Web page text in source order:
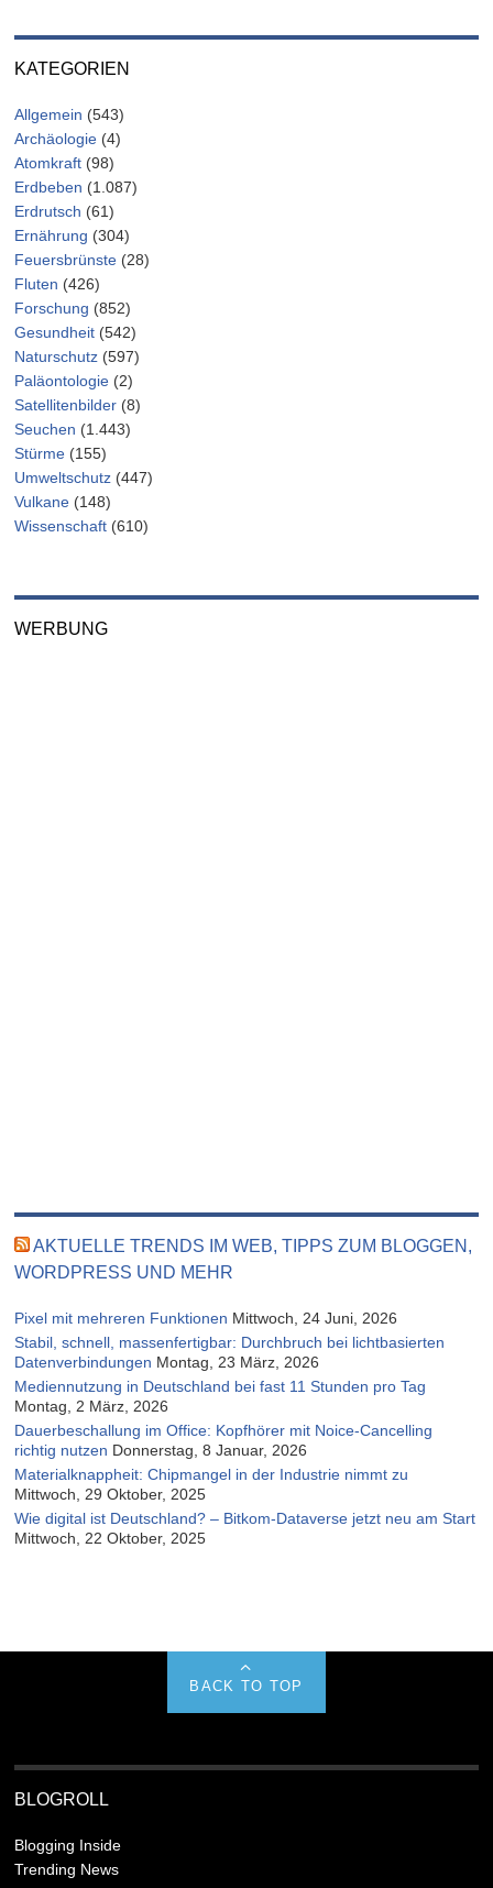
KATEGORIEN
Allgemein (543)
Archäologie (4)
Atomkraft (98)
Erdbeben (1.087)
Erdrutsch (61)
Ernährung (304)
Feuersbrünste (28)
Fluten (426)
Forschung (852)
Gesundheit (542)
Naturschutz (597)
Paläontologie (2)
Satellitenbilder (8)
Seuchen (1.443)
Stürme (155)
Umweltschutz (447)
Vulkane (148)
Wissenschaft (610)
WERBUNG
AKTUELLE TRENDS IM WEB, TIPPS ZUM BLOGGEN,
WORDPRESS UND MEHR
Pixel mit mehreren Funktionen Mittwoch, 24 Juni, 2026
Stabil, schnell, massenfertigbar: Durchbruch bei lichtbasierten
Datenverbindungen Montag, 23 März, 2026
Mediennutzung in Deutschland bei fast 11 Stunden pro Tag
Montag, 2 März, 2026
Dauerbeschallung im Office: Kopfhörer mit Noice-Cancelling
richtig nutzen Donnerstag, 8 Januar, 2026
Materialknappheit: Chipmangel in der Industrie nimmt zu
Mittwoch, 29 Oktober, 2025
Wie digital ist Deutschland? – Bitkom-Dataverse jetzt neu am Start
Mittwoch, 22 Oktober, 2025
BACK TO TOP
BLOGROLL
Blogging Inside
Trending News